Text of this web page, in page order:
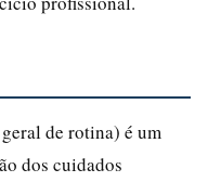
de rotina) é um
dos cuidados